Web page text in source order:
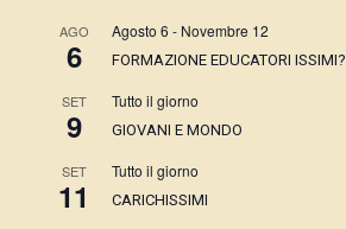
AGO
6
Agosto 6 - Novembre 12
FORMAZIONE EDUCATORI ISSIMI?
SET
9
Tutto il giorno
GIOVANI E MONDO
SET
11
Tutto il giorno
CARICHISSIMI